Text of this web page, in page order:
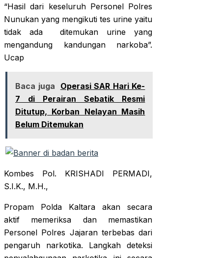
“Hasil dari keseluruh Personel Polres
Nunukan yang mengikuti tes urine yaitu
tidak ada ditemukan urine yang
mengandung kandungan narkoba”.
Ucap
Baca juga
Operasi SAR Hari Ke-
7 di Perairan Sebatik Resmi
Ditutup, Korban Nelayan Masih
Belum Ditemukan
Kombes Pol. KRISHADI PERMADI,
S.I.K., M.H.,
Propam Polda Kaltara akan secara
aktif memeriksa dan memastikan
Personel Polres Jajaran terbebas dari
pengaruh narkotika. Langkah deteksi